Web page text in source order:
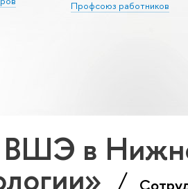
Профсоюз работников
в